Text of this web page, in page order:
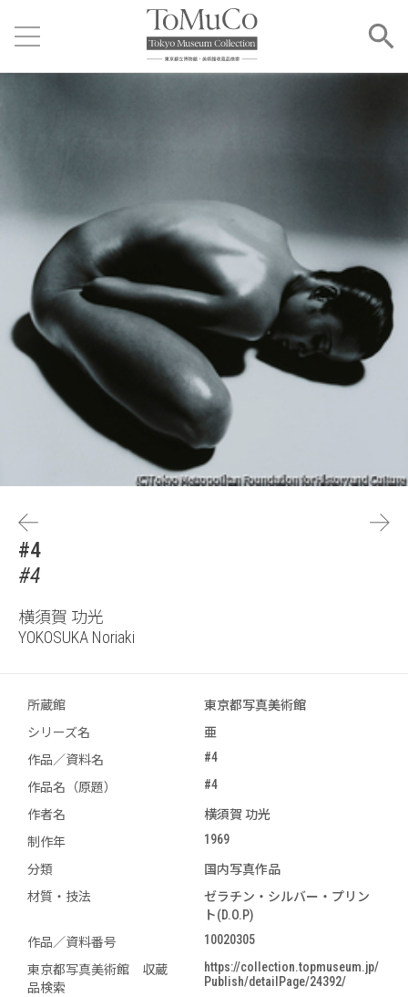
#4
#4
横須賀 功光
YOKOSUKA Noriaki
所蔵館
東京都写真美術館
シリーズ名
亜
作品／資料名
#4
作品名（原題） #4
作者名
横須賀 功光
制作年
1969
分類
国内写真作品
材質・技法
ゼラチン・シルバー・プリン
ト(D.O.P)
作品／資料番号
10020305
東京都写真美術館 収蔵
品検索
https://collection.topmuseum.jp/
Publish/detailPage/24392/